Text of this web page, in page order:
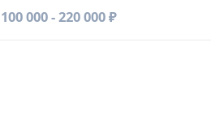
100 000 - 220 000 ₽